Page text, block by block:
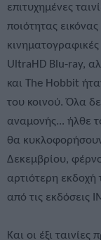
επιτυχημένες
ποιότητας
UltraHD Blu-ray,
και The Hobbit
του κοινού. Όλα
αναμονής... ήλθε
θα
Δεκεμβρίου,
αρτιότερη
από τις εκδόσεις
Και οι έξι